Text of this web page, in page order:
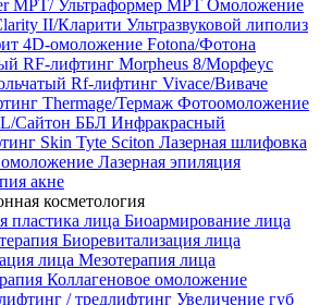
MPT/ Ультраформер MPT Омоложение
II/Кларити Ультразвуковой липолиз
4D-омоложение Fotona/Фотона
RF-лифтинг Morpheus 8/Морфеус
Rf-лифтинг Vivace/Виваче
Thermage/Термаж Фотоомоложение
Сайтон ББЛ Инфракрасный
Skin Tyte Sciton Лазерная шлифовка
Лазерная эпиляция
акне
косметология
пластика лица Биоармирование лица
Биоревитализация лица
лица Мезотерапия лица
Коллагеновое омоложение
/ тредлифтинг Увеличение губ